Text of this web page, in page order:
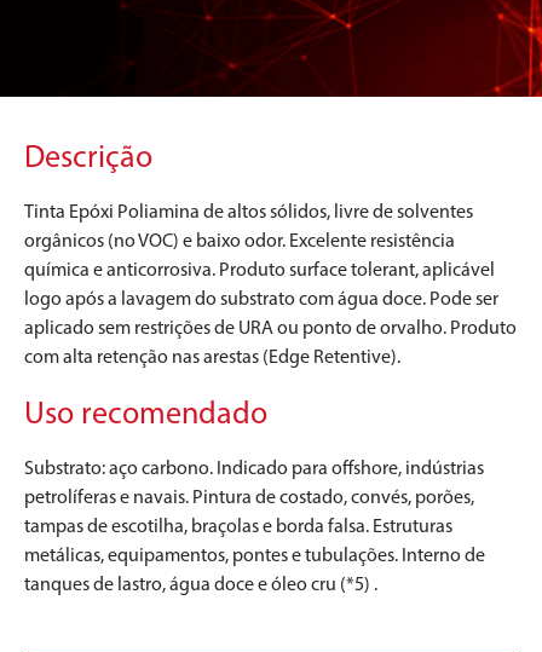
Descrição
Tinta Epóxi Poliamina de altos sólidos, livre de solventes
orgânicos (no VOC) e baixo odor. Excelente resistência
química e anticorrosiva. Produto surface tolerant, aplicável
logo após a lavagem do substrato com água doce. Pode ser
aplicado sem restrições de URA ou ponto de orvalho. Produto
com alta retenção nas arestas (Edge Retentive).
Uso recomendado
Substrato: aço carbono. Indicado para offshore, indústrias
petrolíferas e navais. Pintura de costado, convés, porões,
tampas de escotilha, braçolas e borda falsa. Estruturas
metálicas, equipamentos, pontes e tubulações. Interno de
tanques de lastro, água doce e óleo cru (*5) .